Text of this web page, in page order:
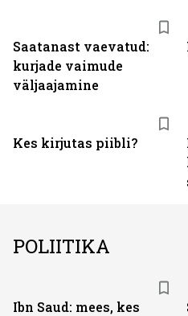
Saatanast vaevatud:
kurjade vaimude
väljaajamine
Kes kirjutas piibli?
POLIITIKA
Ibn Saud: mees, kes